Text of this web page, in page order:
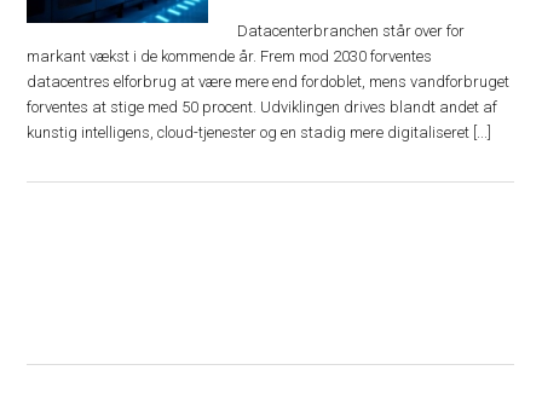
Datacenterbranchen står over for
markant vækst i de kommende år. Frem mod 2030 forventes
datacentres elforbrug at være mere end fordoblet, mens vandforbruget
forventes at stige med 50 procent. Udviklingen drives blandt andet af
kunstig intelligens, cloud-tjenester og en stadig mere digitaliseret [...]